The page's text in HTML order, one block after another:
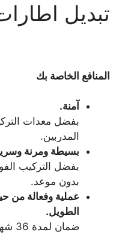
تبديل
المنافع الخاصة بك
آمنة.
بفضل معدات
المدربين.
بسيطة ومرنة
بفضل التركيب
بدون موعد.
عملية وفعالة من
الطويل.
ضمان لمدة 36 شهرًا على الإطارات الجديدة.